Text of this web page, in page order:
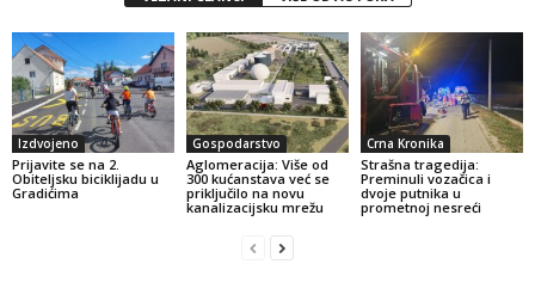
Izdvojeno
Prijavite se na 2.
Obiteljsku biciklijadu u
Gradićima
Gospodarstvo
Aglomeracija: Više od
300 kućanstava već se
priključilo na novu
kanalizacijsku mrežu
Crna Kronika
Strašna tragedija:
Preminuli vozačica i
dvoje putnika u
prometnoj nesreći